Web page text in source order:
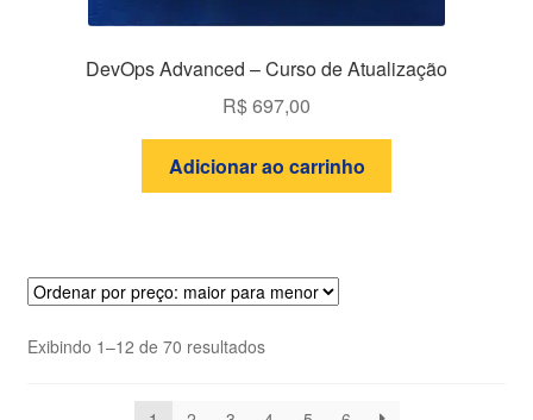
DevOps Advanced – Curso de Atualização
R$697,00
Adicionar ao carrinho
Exibindo 1–12 de 70 resultadosClassificado